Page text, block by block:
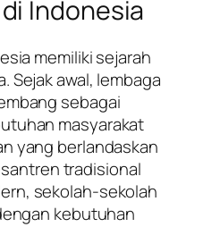
Indonesia
memiliki sejarah
Sejak awal, lembaga
sebagai
masyarakat
yang berlandaskan
tradisional
sekolah-sekolah
kebutuhan